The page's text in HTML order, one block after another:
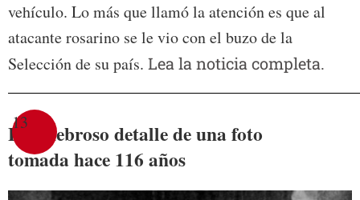
vehículo. Lo más que llamó la atención es que al
atacante rosarino se le vio con el buzo de la
Selección de su país. Lea la noticia completa.
13
El tenebroso detalle de una foto
tomada hace 116 años